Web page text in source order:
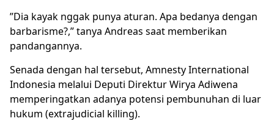
”Dia kayak nggak punya aturan. Apa bedanya dengan
barbarisme?,” tanya Andreas saat memberikan
pandangannya.
Senada dengan hal tersebut, Amnesty International
Indonesia melalui Deputi Direktur Wirya Adiwena
memperingatkan adanya potensi pembunuhan di luar
hukum (extrajudicial killing).